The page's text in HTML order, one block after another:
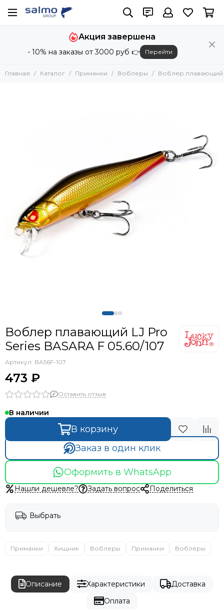
Приманки
Блесны
Вертикальные приманки
- 10% на заказы от 3000 руб 👉
Акция завершена
Перейти
Главная Каталог Приманки Воблеры Воблер плавающий
Воблер плавающий LJ Pro
Series BASARA F 05.60/107
Артикул: BA56F-107
473 ₽
Оставить отзыв
В наличии
В корзину
Заказ в один клик
Оформить в WhatsApp
Нашли дешевле? Задать вопрос Поделиться
Выбрать
Приманки Хищник Воблеры Приманки Воблеры
Описание Характеристики
Доставка
Оплата